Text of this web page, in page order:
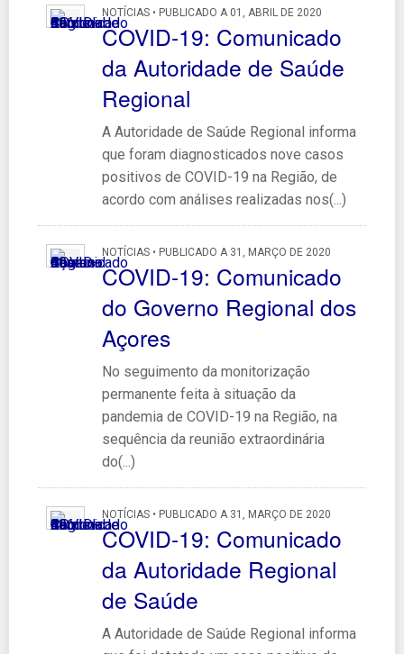
NOTÍCIAS • PUBLICADO A 01, ABRIL DE 2020
COVID-19: Comunicado
da Autoridade de Saúde
Regional
A Autoridade de Saúde Regional informa
que foram diagnosticados nove casos
positivos de COVID-19 na Região, de
acordo com análises realizadas nos(...)
NOTÍCIAS • PUBLICADO A 31, MARÇO DE 2020
COVID-19: Comunicado
do Governo Regional dos
Açores
No seguimento da monitorização
permanente feita à situação da
pandemia de COVID-19 na Região, na
sequência da reunião extraordinária
do(...)
NOTÍCIAS • PUBLICADO A 31, MARÇO DE 2020
COVID-19: Comunicado
da Autoridade Regional
de Saúde
A Autoridade de Saúde Regional informa